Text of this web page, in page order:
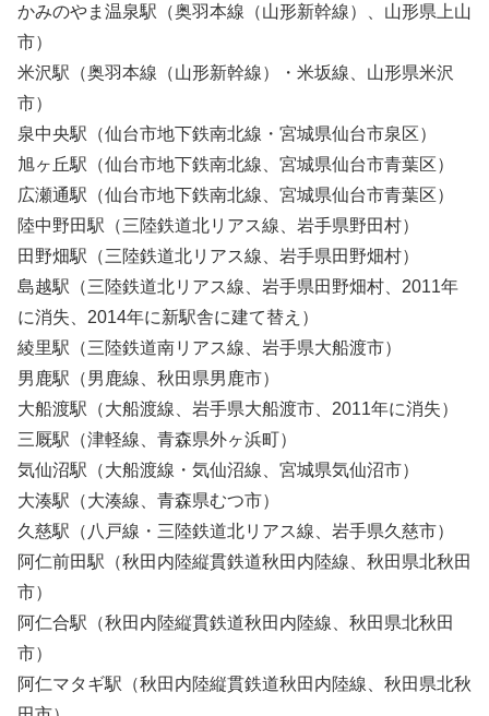
かみのやま温泉駅（奥羽本線（山形新幹線）、山形県上山
市）
米沢駅（奥羽本線（山形新幹線）・米坂線、山形県米沢
市）
泉中央駅（仙台市地下鉄南北線・宮城県仙台市泉区）
旭ヶ丘駅（仙台市地下鉄南北線、宮城県仙台市青葉区）
広瀬通駅（仙台市地下鉄南北線、宮城県仙台市青葉区）
陸中野田駅（三陸鉄道北リアス線、岩手県野田村）
田野畑駅（三陸鉄道北リアス線、岩手県田野畑村）
島越駅（三陸鉄道北リアス線、岩手県田野畑村、2011年
に消失、2014年に新駅舎に建て替え）
綾里駅（三陸鉄道南リアス線、岩手県大船渡市）
男鹿駅（男鹿線、秋田県男鹿市）
大船渡駅（大船渡線、岩手県大船渡市、2011年に消失）
三厩駅（津軽線、青森県外ヶ浜町）
気仙沼駅（大船渡線・気仙沼線、宮城県気仙沼市）
大湊駅（大湊線、青森県むつ市）
久慈駅（八戸線・三陸鉄道北リアス線、岩手県久慈市）
阿仁前田駅（秋田内陸縦貫鉄道秋田内陸線、秋田県北秋田
市）
阿仁合駅（秋田内陸縦貫鉄道秋田内陸線、秋田県北秋田
市）
阿仁マタギ駅（秋田内陸縦貫鉄道秋田内陸線、秋田県北秋